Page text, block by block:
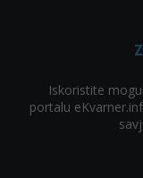
Iskoristite
portalu